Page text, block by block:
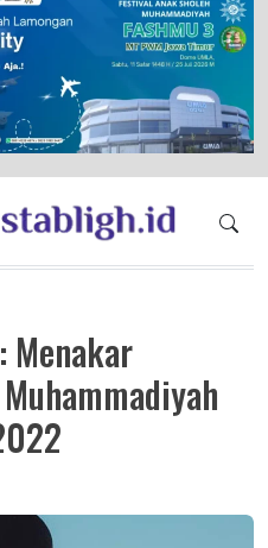
Islam Berkemajuan dan
Menakar